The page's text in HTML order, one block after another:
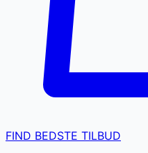
FIND BEDSTE TILBUD